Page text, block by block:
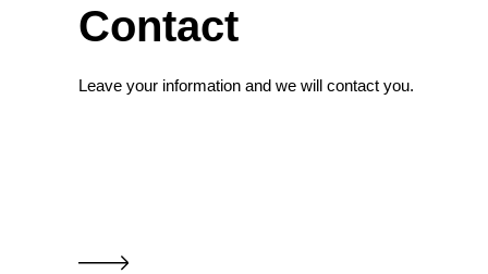
Contact
Leave your information and we will contact you.